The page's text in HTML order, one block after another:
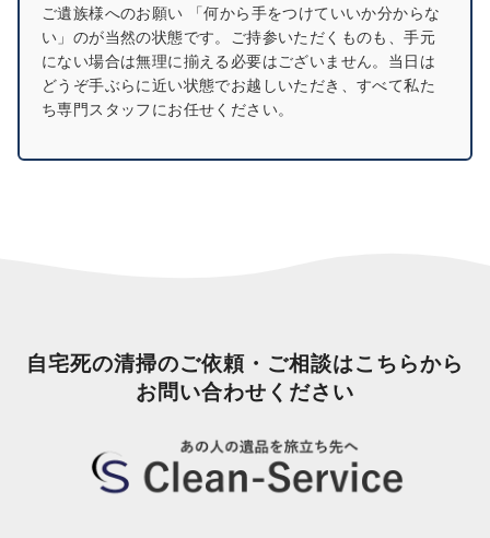
ご遺族様へのお願い 「何から手をつけていいか分からな
い」のが当然の状態です。ご持参いただくものも、手元
にない場合は無理に揃える必要はございません。当日は
どうぞ手ぶらに近い状態でお越しいただき、すべて私た
ち専門スタッフにお任せください。
自宅死の清掃のご依頼・ご相談はこちらから
お問い合わせください